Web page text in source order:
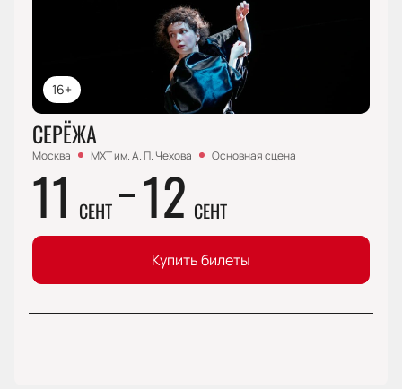
16+
СЕРЁЖА
Москва МХТ им. А. П. Чехова Основная сцена
11 СЕНТ 12 СЕНТ
Купить билеты